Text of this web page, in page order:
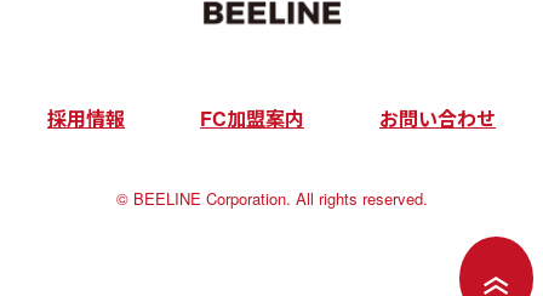
採用情報 FC加盟案内 お問い合わせ
©︎ BEELINE Corporation. All rights reserved.